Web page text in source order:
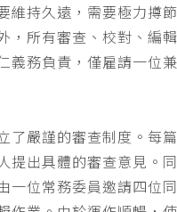
維持久遠，需要極力撙
，所有審查、校對、編
義務負責，僅雇請一位
了嚴謹的審查制度。每
提出具體的審查意見。
一位常務委員邀請四位